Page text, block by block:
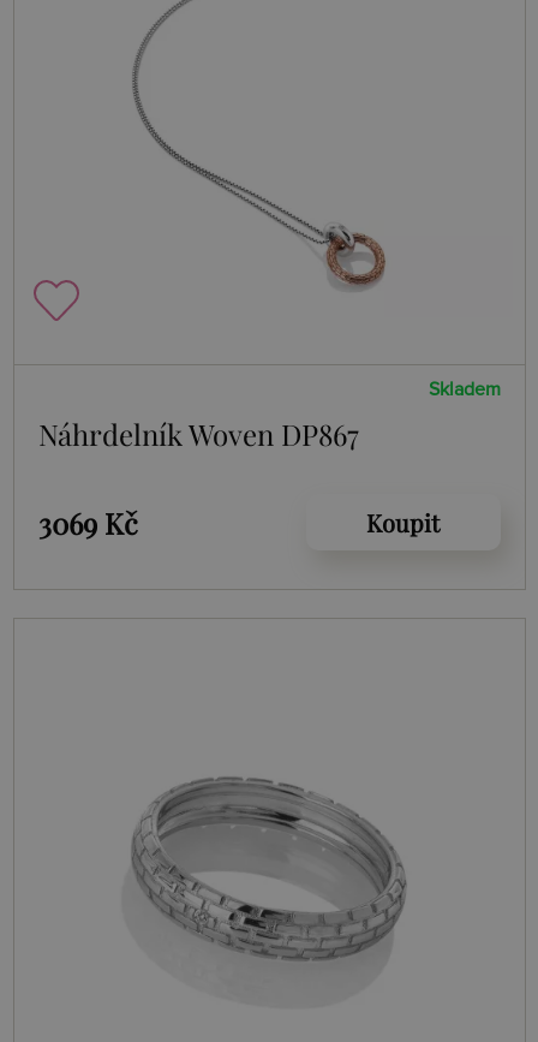
Skladem
Náhrdelník Woven DP867
3069 Kč Koupit